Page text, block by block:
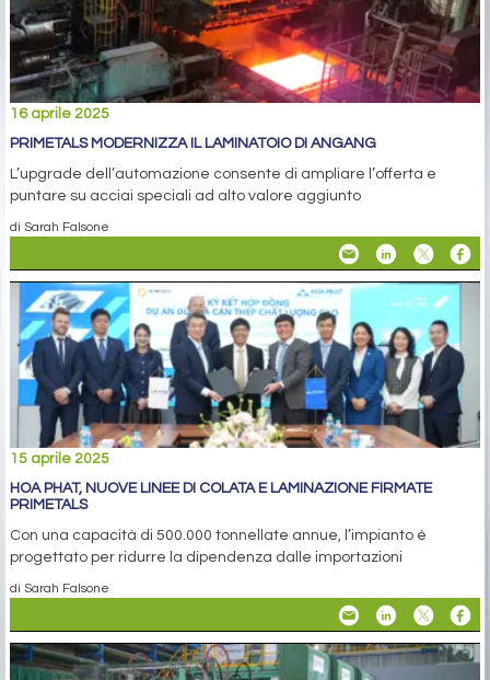
16 aprile 2025
PRIMETALS MODERNIZZA IL LAMINATOIO DI ANGANG
L’upgrade dell’automazione consente di ampliare l’offerta e
puntare su acciai speciali ad alto valore aggiunto
di Sarah Falsone
15 aprile 2025
HOA PHAT, NUOVE LINEE DI COLATA E LAMINAZIONE FIRMATE
PRIMETALS
Con una capacità di 500.000 tonnellate annue, l’impianto è
progettato per ridurre la dipendenza dalle importazioni
di Sarah Falsone